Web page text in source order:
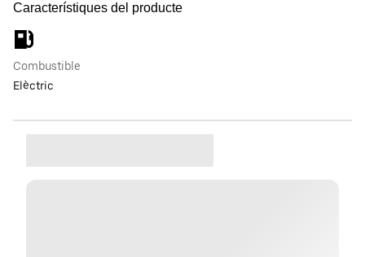
Característiques del producte
Combustible
Elèctric